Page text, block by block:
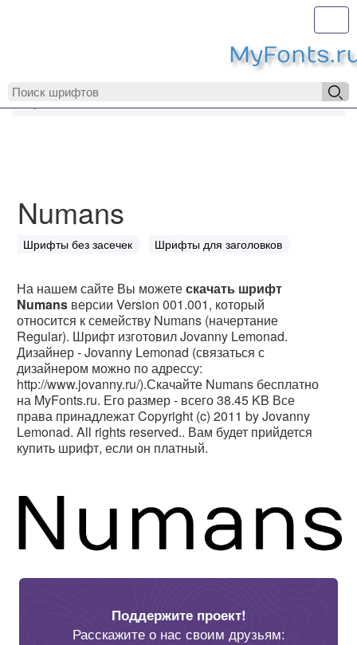
MyFonts.ru
Numans
Шрифты без засечек Шрифты для заголовков
На нашем сайте Вы можетескачать шрифт
Numans версии Version 001.001, который
относится к семейству Numans (начертание
Regular). Шрифт изготовил Jovanny Lemonad.
Дизайнер - Jovanny Lemonad (связаться с
дизайнером можно по адрессу:
http://www.jovanny.ru/).Скачайте Numans бесплатно
на MyFonts.ru. Его размер - всего 38.45 KB Все
права принадлежат Copyright (c) 2011 by Jovanny
Lemonad. All rights reserved.. Вам будет прийдется
купить шрифт, если он платный.
Поддержите проект!
Расскажите о нас своим друзьям: